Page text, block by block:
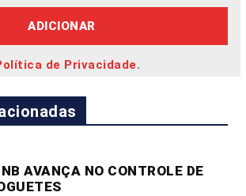
ADICIONAR
de Privacidade.
AVANÇA NO CONTROLE DE